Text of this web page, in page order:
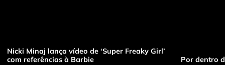
Nicki Minaj lança vídeo de ‘Super Freaky Girl’
com referências à Barbie
Por dentro